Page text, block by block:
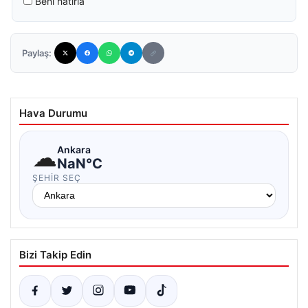
Paylaş:
Hava Durumu
☁Ankara
NaN°C
ŞEHIR SEÇ
Bizi Takip Edin